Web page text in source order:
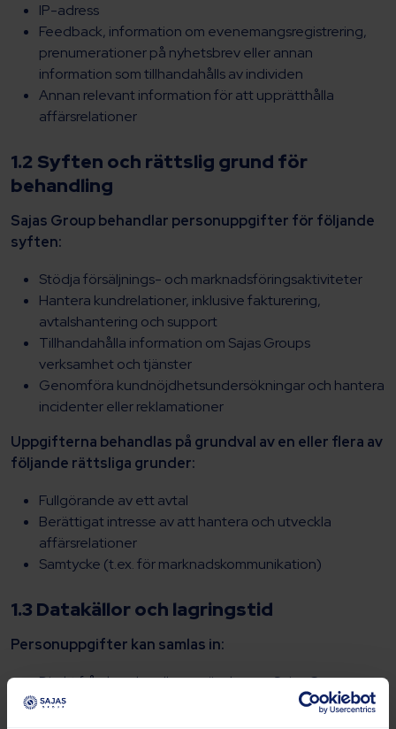
IP-adress
Feedback, information om evenemangsregistrering,
prenumerationer på nyhetsbrev eller annan
information som tillhandahålls av individen
Annan relevant information för att upprätthålla
affärsrelationer
1.2 Syften och rättslig grund för
behandling
Sajas Group behandlar personuppgifter för följande
syften:
Stödja försäljnings- och marknadsföringsaktiviteter
Hantera kundrelationer, inklusive fakturering,
avtalshantering och support
Tillhandahålla information om Sajas Groups
verksamhet och tjänster
Genomföra kundnöjdhetsundersökningar och hantera
incidenter eller reklamationer
Uppgifterna behandlas på grundval av en eller flera av
följande rättsliga grunder:
Fullgörande av ett avtal
Berättigat intresse av att hantera och utveckla
affärsrelationer
Samtycke (t.ex. för marknadskommunikation)
1.3 Datakällor och lagringstid
Personuppgifter kan samlas in:
Direkt från kunder eller användare av Sajas Groups
tjänster